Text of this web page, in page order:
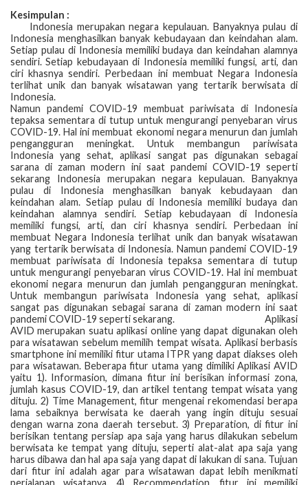
Kesimpulan :
Indonesia merupakan negara kepulauan. Banyaknya pulau di
Indonesia menghasilkan banyak kebudayaan dan keindahan alam.
Setiap pulau di Indonesia memiliki budaya dan keindahan alamnya
sendiri. Setiap kebudayaan di Indonesia memiliki fungsi, arti, dan
ciri khasnya sendiri. Perbedaan ini membuat Negara Indonesia
terlihat unik dan banyak wisatawan yang tertarik berwisata di
Indonesia.
Namun pandemi COVID-19 membuat pariwisata di Indonesia
tepaksa sementara di tutup untuk mengurangi penyebaran virus
COVID-19. Hal ini membuat ekonomi negara menurun dan jumlah
pengangguran meningkat. Untuk membangun pariwisata
Indonesia yang sehat, aplikasi sangat pas digunakan sebagai
sarana di zaman modern ini saat pandemi COVID-19 seperti
sekarang Indonesia merupakan negara kepulauan. Banyaknya
pulau di Indonesia menghasilkan banyak kebudayaan dan
keindahan alam. Setiap pulau di Indonesia memiliki budaya dan
keindahan alamnya sendiri. Setiap kebudayaan di Indonesia
memiliki fungsi, arti, dan ciri khasnya sendiri. Perbedaan ini
membuat Negara Indonesia terlihat unik dan banyak wisatawan
yang tertarik berwisata di Indonesia. Namun pandemi COVID-19
membuat pariwisata di Indonesia tepaksa sementara di tutup
untuk mengurangi penyebaran virus COVID-19. Hal ini membuat
ekonomi negara menurun dan jumlah pengangguran meningkat.
Untuk membangun pariwisata Indonesia yang sehat, aplikasi
sangat pas digunakan sebagai sarana di zaman modern ini saat
pandemi COVID-19 seperti sekarang. Aplikasi
AVID merupakan suatu aplikasi online yang dapat digunakan oleh
para wisatawan sebelum memilih tempat wisata. Aplikasi berbasis
smartphone ini memiliki fitur utama ITPR yang dapat diakses oleh
para wisatawan. Beberapa fitur utama yang dimiliki Aplikasi AVID
yaitu 1). Informasion, dimana fitur ini berisikan informasi zona,
jumlah kasus COVID-19, dan artikel tentang tempat wisata yang
dituju. 2) Time Management, fitur mengenai rekomendasi berapa
lama sebaiknya berwisata ke daerah yang ingin dituju sesuai
dengan warna zona daerah tersebut. 3) Preparation, di fitur ini
berisikan tentang persiap apa saja yang harus dilakukan sebelum
berwisata ke tempat yang dituju, seperti alat-alat apa saja yang
harus dibawa dan hal apa saja yang dapat di lakukan di sana. Tujuan
dari fitur ini adalah agar para wisatawan dapat lebih menikmati